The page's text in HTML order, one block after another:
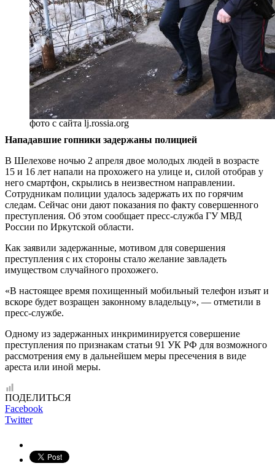
фото с сайта lj.rossia.org
Нападавшие гопники задержаны полицией
В Шелехове ночью 2 апреля двое молодых людей в возрасте
15 и 16 лет напали на прохожего на улице и, силой отобрав у
него смартфон, скрылись в неизвестном направлении.
Сотрудникам полиции удалось задержать их по горячим
следам. Сейчас они дают показания по факту совершенного
преступления. Об этом сообщает пресс-служба ГУ МВД
России по Иркутской области.
Как заявили задержанные, мотивом для совершения
преступления с их стороны стало желание завладеть
имуществом случайного прохожего.
«В настоящее время похищенный мобильный телефон изъят и
вскоре будет возращен законному владельцу», — отметили в
пресс-службе.
Одному из задержанных инкриминируется совершение
преступления по признакам статьи 91 УК РФ для возможного
рассмотрения ему в дальнейшем меры пресечения в виде
ареста или иной меры.
ПОДЕЛИТЬСЯ
Facebook
Twitter